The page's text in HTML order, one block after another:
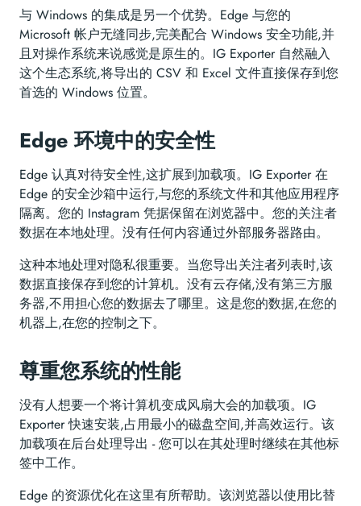
与 Windows 的集成是另一个优势。Edge 与您的
Microsoft 帐户无缝同步,完美配合 Windows 安全功能,并
且对操作系统来说感觉是原生的。IG Exporter 自然融入
这个生态系统,将导出的 CSV 和 Excel 文件直接保存到您
首选的 Windows 位置。
Edge 环境中的安全性
Edge 认真对待安全性,这扩展到加载项。IG Exporter 在
Edge 的安全沙箱中运行,与您的系统文件和其他应用程序
隔离。您的 Instagram 凭据保留在浏览器中。您的关注者
数据在本地处理。没有任何内容通过外部服务器路由。
这种本地处理对隐私很重要。当您导出关注者列表时,该
数据直接保存到您的计算机。没有云存储,没有第三方服
务器,不用担心您的数据去了哪里。这是您的数据,在您的
机器上,在您的控制之下。
尊重您系统的性能
没有人想要一个将计算机变成风扇大会的加载项。IG
Exporter 快速安装,占用最小的磁盘空间,并高效运行。该
加载项在后台处理导出 - 您可以在其处理时继续在其他标
签中工作。
Edge 的资源优化在这里有所帮助。该浏览器以使用比替